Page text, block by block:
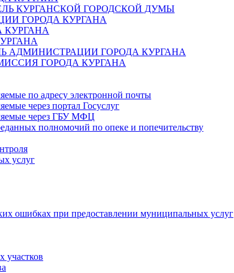
КУРГАНСКОЙ ГОРОДСКОЙ ДУМЫ
ГОРОДА КУРГАНА
КУРГАНА
АДМИНИСТРАЦИИ ГОРОДА КУРГАНА
ГОРОДА КУРГАНА
по адресу электронной почты
через портал Госуслуг
через ГБУ МФЦ
полномочий по опеке и попечительству
услуг
ошибках при предоставлении муниципальных услуг
участков